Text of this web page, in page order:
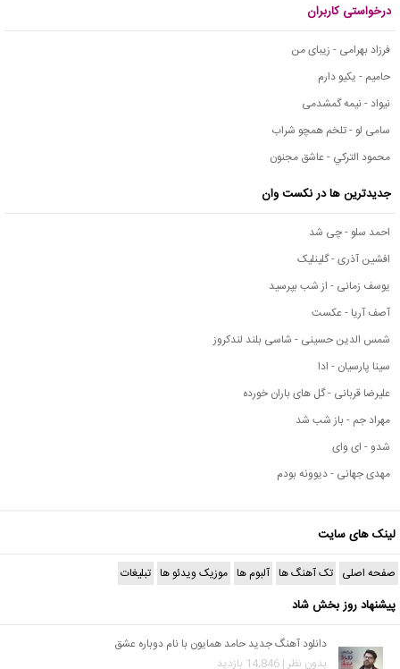
درخواستی کاربران
فرزاد بهرامی - زیبای من
حامیم - یکیو دارم
نیواد - نیمه گمشدمی
سامی لو - تلخم همچو شراب
محمود التركي - عاشق مجنون
جدیدترین ها در نکست وان
احمد سلو - چی شد
افشین آذری - گلینلیک
یوسف زمانی - از شب بپرسید
آصف آریا - عکست
شمس الدین حسینی - شاسی بلند لندکروز
سینا پارسیان - ادا
علیرضا قربانی - گل های باران خورده
مهراد جم - باز شب شد
شدو - ای وای
مهدی جهانی - دیوونه بودم
لینک های سایت
صفحه اصلی تک آهنگ ها آلبوم ها موزیک ویدئو ها تبلیغات
پیشنهاد روز بخش شاد
دانلود آهنگ جدید حامد همایون با نام دوباره عشق
بدون نظر | 14,846 بازدید